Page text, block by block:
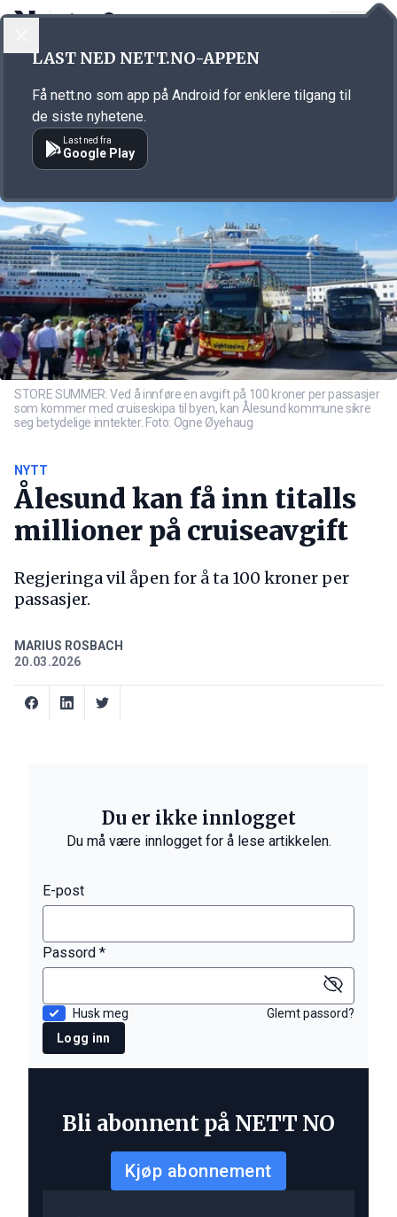
Annonsørinnhold
STORE SUMMER: Ved å innføre en avgift på 100 kroner per passasjer
som kommer med cruiseskipa til byen, kan Ålesund kommune sikre
seg betydelige inntekter. Foto: Ogne Øyehaug
NYTT
Ålesund kan få inn titalls
millioner på cruiseavgift
Regjeringa vil åpen for å ta 100 kroner per
passasjer.
MARIUS ROSBACH
20.03.2026
Du er ikke innlogget
Du må være innlogget for å lese artikkelen.
E-post
Passord *
Husk meg
Glemt passord?
Logg inn
Bli abonnent på NETT NO
Kjøp abonnement
LAST NED NETT.NO-APPEN
Få nett.no som app på Android for enklere tilgang til
de siste nyhetene.
Last ned fra
Google Play